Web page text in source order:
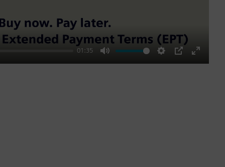
01:35
Mute Settings
PIP
Enter